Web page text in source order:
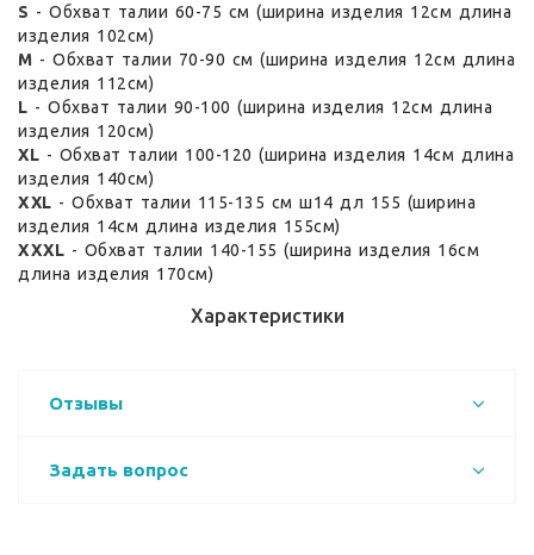
S - Обхват талии 60-75 см (ширина изделия 12см длина
изделия 102см)
M - Обхват талии 70-90 см (ширина изделия 12см длина
изделия 112см)
L - Обхват талии 90-100 (ширина изделия 12см длина
изделия 120см)
XL - Обхват талии 100-120 (ширина изделия 14см длина
изделия 140см)
XXL - Обхват талии 115-135 см ш14 дл 155 (ширина
изделия 14см длина изделия 155см)
XXXL - Обхват талии 140-155 (ширина изделия 16см
длина изделия 170см)
Характеристики
Отзывы
Задать вопрос